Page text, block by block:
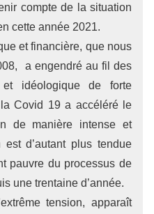
compte de la situation
cette année 2021.
et financière, que nous
a engendré au fil des
idéologique de forte
Covid 19 a accéléré le
de manière intense et
d’autant plus tendue
pauvre du processus de
une trentaine d’année.
tension, apparaît